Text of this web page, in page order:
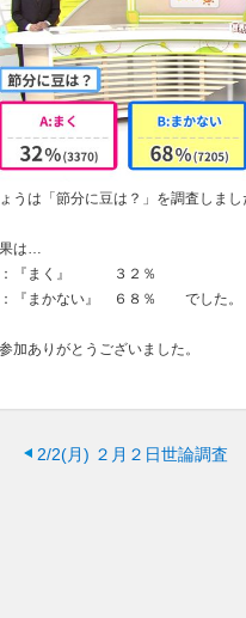
うは「節分に豆は？」を調査しまし
は…
：『まく』 ３２％
：『まかない』 ６８％ でした。
加ありがとうございました。
2/2(月) ２月２日世論調査